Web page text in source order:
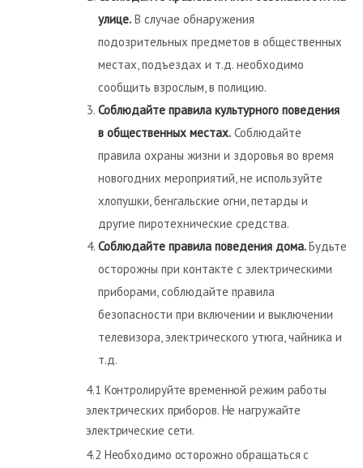
улице. В случае обнаружения
подозрительных предметов в общественных
местах, подъездах и т.д. необходимо
сообщить взрослым, в полицию.
Соблюдайте правила культурного поведения
в общественных местах. Соблюдайте
правила охраны жизни и здоровья во время
новогодних мероприятий, не используйте
хлопушки, бенгальские огни, петарды и
другие пиротехнические средства.
Соблюдайте правила поведения дома.Будьте
осторожны при контакте с электрическими
приборами, соблюдайте правила
безопасности при включении и выключении
телевизора, электрического утюга, чайника и
т.д.
4.1 Контролируйте временной режим работы
электрических приборов. Не нагружайте
электрические сети.
4.2 Необходимо осторожно обращаться с